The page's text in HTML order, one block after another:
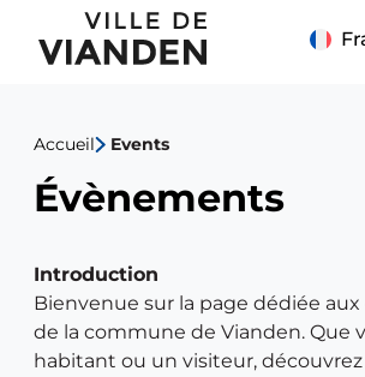
Évènements
Menu
navigation
principal
Accueil Events
Évènements
Introduction
Bienvenue sur la page dédiée
de la commune de Vianden. Que
habitant ou un visiteur,